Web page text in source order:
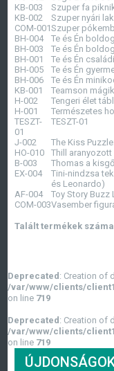
KB-003
Szuper fa
KB-002
Szuper nyári
COM-001Szuper
BH-004
Te és Én
BH-003
Te és Én
BH-001
Te és Én
BH-005
Te és Én
BH-006
Te és Én
KB-001
Teamson
H-002
Tengeri élet
H-001
Természetes
TESZT-
01
TESZT-01
J-002
The Kiss
HO-010
Thill aranyozott
B-003
Thomas a
EX-004
Tini-nindzsa
és Leonardo)
AF-004
Toy Story Buzz
COM-003Vasember
Talált termékek
Deprecated : Creation of
/var/www/clients/
on line 719
Deprecated : Creation of
/var/www/clients/
on line 719